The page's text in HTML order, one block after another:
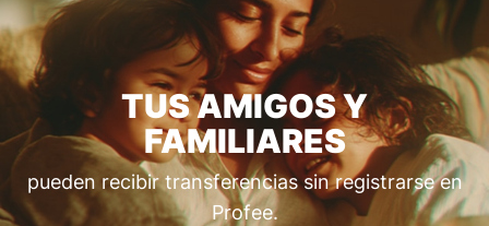
TUS AMIGOS Y
FAMILIARES
pueden recibir transferencias sin registrarse en
Profee.